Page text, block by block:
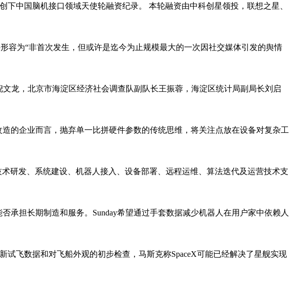
中国脑机接口领域天使轮融资纪录。 本轮融资由中科创星领投，联想之星、
容为“非首次发生，但或许是迄今为止规模最大的一次因社交媒体引发的舆情
龙，北京市海淀区经济社会调查队副队长王振蓉，海淀区统计局副局长刘启
的企业而言，抛弃单一比拼硬件参数的传统思维，将关注点放在设备对复杂工
研发、系统建设、机器人接入、设备部署、远程运维、算法迭代及运营技术支
担长期制造和服务。Sunday希望通过手套数据减少机器人在用户家中依赖人
试飞数据和对飞船外观的初步检查，马斯克称SpaceX可能已经解决了星舰实现